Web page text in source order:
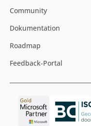
Community
Dokumentation
Roadmap
Feedback-Portal